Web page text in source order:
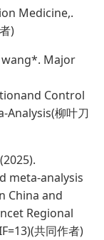
Medicine,.
)
wang*. Major
Control
Analysis(柳叶刀
meta-analysis
China and
Regional
共同作者)